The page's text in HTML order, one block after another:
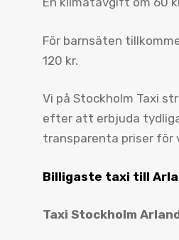
För barnsäten
120 kr.
Vi på Stockholm Taxi
efter att erbjuda
transparenta priser för
Billigaste taxi till
Taxi Stockholm